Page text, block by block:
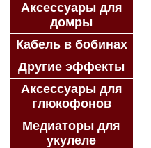
Аксессуары для
домры
Кабель в бобинах
Другие эффекты
Аксессуары для
глюкофонов
Медиаторы для
укулеле